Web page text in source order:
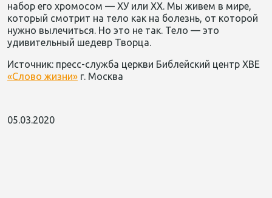
набор его хромосом — ХУ или ХХ. Мы живем в мире,
который смотрит на тело как на болезнь, от которой
нужно вылечиться. Но это не так. Тело — это
удивительный шедевр Творца.
Источник: пресс-служба церкви Библейский центр ХВЕ
«Слово жизни» г. Москва
05.03.2020